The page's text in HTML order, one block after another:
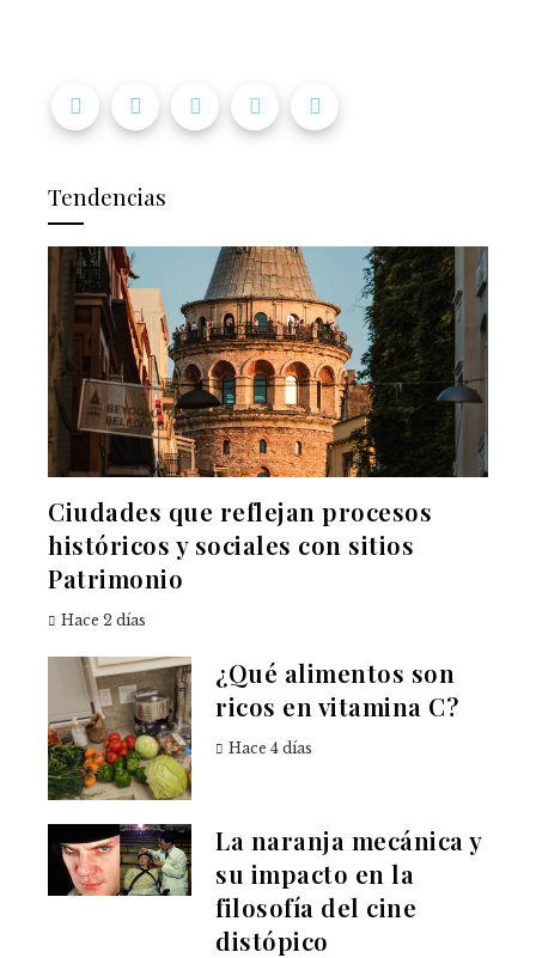
Tendencias
Ciudades que reflejan procesos
históricos y sociales con sitios
Patrimonio
Hace 2 días
¿Qué alimentos son
ricos en vitamina C?
Hace 4 días
La naranja mecánica y
su impacto en la
filosofía del cine
distópico